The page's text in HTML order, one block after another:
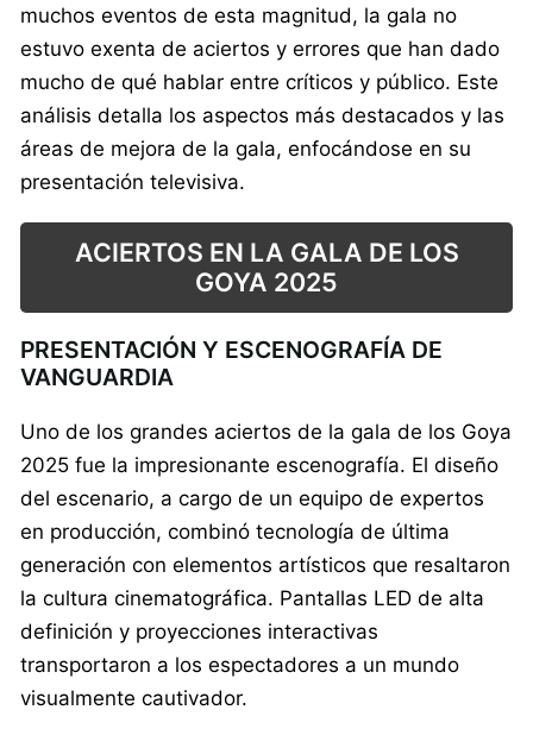
muchos eventos de esta magnitud, la gala no
estuvo exenta de aciertos y errores que han dado
mucho de qué hablar entre críticos y público. Este
análisis detalla los aspectos más destacados y las
áreas de mejora de la gala, enfocándose en su
presentación televisiva.
ACIERTOS EN LA GALA DE LOS
GOYA 2025
PRESENTACIÓN Y ESCENOGRAFÍA DE
VANGUARDIA
Uno de los grandes aciertos de la gala de los Goya
2025 fue la impresionante escenografía. El diseño
del escenario, a cargo de un equipo de expertos
en producción, combinó tecnología de última
generación con elementos artísticos que resaltaron
la cultura cinematográfica. Pantallas LED de alta
definición y proyecciones interactivas
transportaron a los espectadores a un mundo
visualmente cautivador.